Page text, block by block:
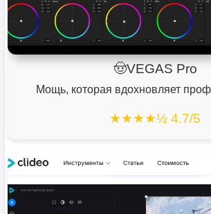
🤠VEGAS Pro
Мощь, которая вдохновляет
★★★★½ 4.7/5